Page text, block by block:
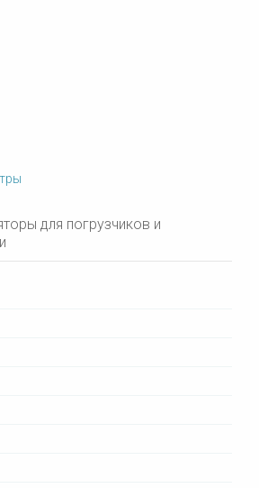
для погрузчиков и